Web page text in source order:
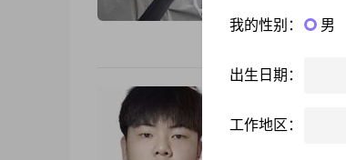
性别：
我的性别： 男
出生日期：
工作地区：